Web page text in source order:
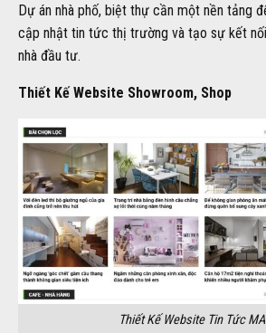
Dự án nhà phố, biệt thự cần một nền tảng
cập nhật tin tức thị trường và tạo sự kết
nhà đầu tư.
Thiết Kế Website Showroom, Shop
Thiết Kế Website Tin Tức